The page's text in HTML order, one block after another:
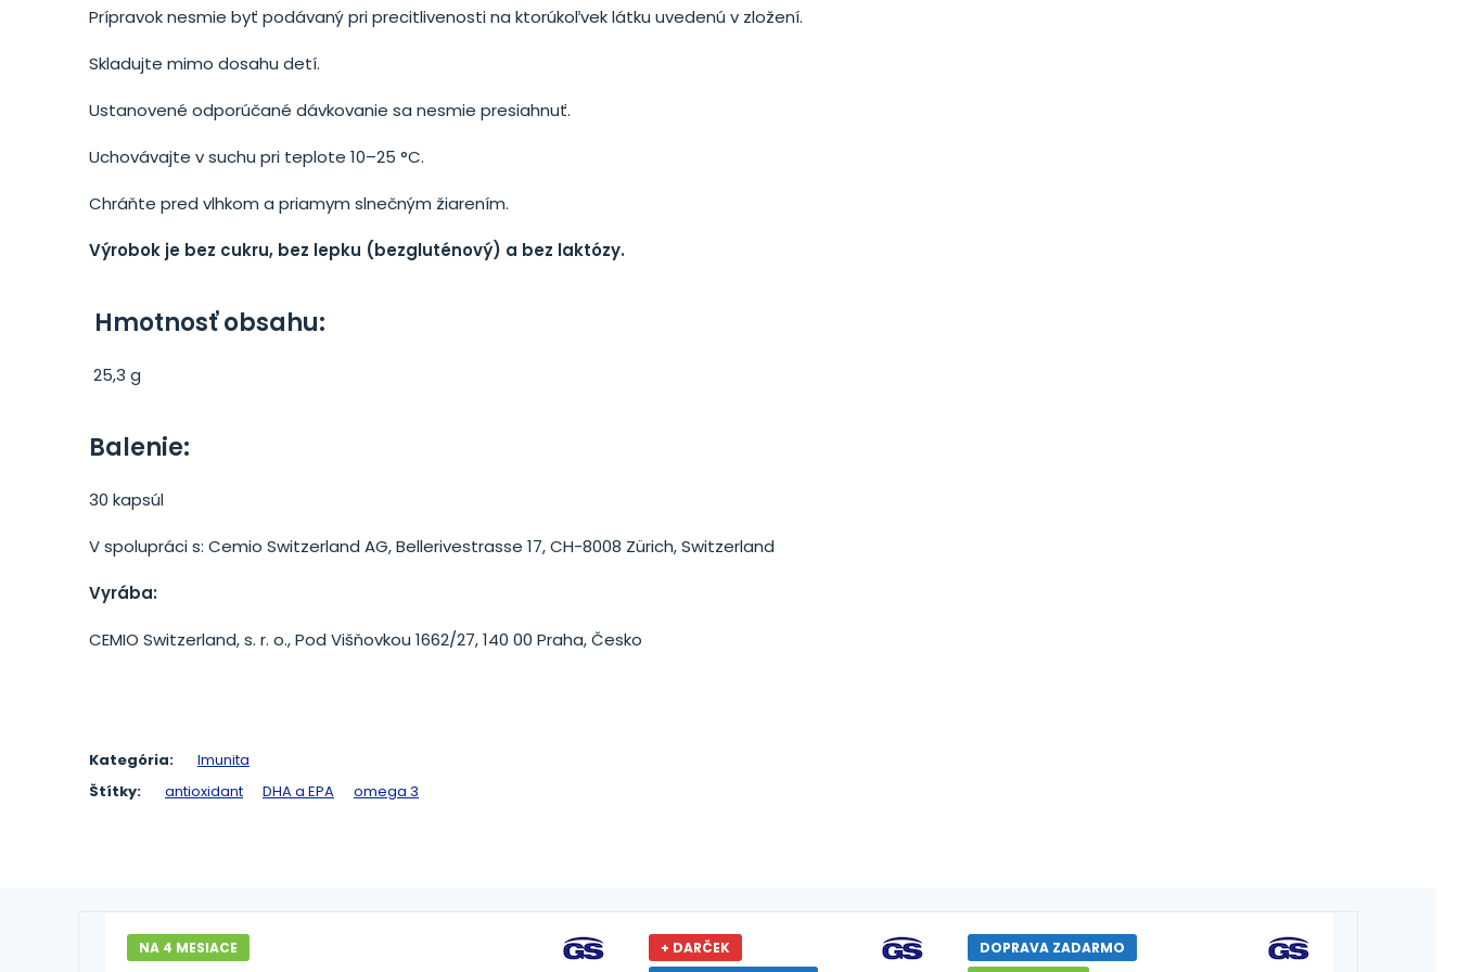
Prípravok nesmie byť podávaný pri precitlivenosti na ktorúkoľvek látku uvedenú v zložení.
Skladujte mimo dosahu detí.
Ustanovené odporúčané dávkovanie sa nesmie presiahnuť.
Uchovávajte v suchu pri teplote 10–25 °C.
Chráňte pred vlhkom a priamym slnečným žiarením.
Výrobok je bez cukru, bez lepku (bezgluténový) a bez laktózy.
Hmotnosť obsahu:
25,3 g
Balenie:
30 kapsúl
V spolupráci s: Cemio Switzerland AG, Bellerivestrasse 17, CH-8008 Zürich, Switzerland
Vyrába:
CEMIO Switzerland, s. r. o., Pod Višňovkou 1662/27, 140 00 Praha, Česko
Kategória:
Imunita
Štítky:
antioxidant DHA a EPA omega 3
NA 4 MESIACE
+ DARČEK
DOPRAVA ZADARMO